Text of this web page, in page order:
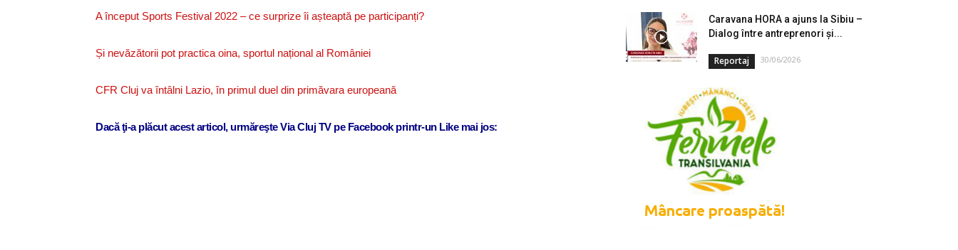
A început Sports Festival 2022 – ce surprize îi așteaptă pe participanți?
Și nevăzătorii pot practica oina, sportul național al României
CFR Cluj va întâlni Lazio, în primul duel din primăvara europeană
Dacă ţi-a plăcut acest articol, urmăreşte Via Cluj TV pe Facebook printr-un Like mai jos:
Caravana HORA a ajuns la Sibiu –
Dialog între antreprenori și...
Reportaj 30/06/2026